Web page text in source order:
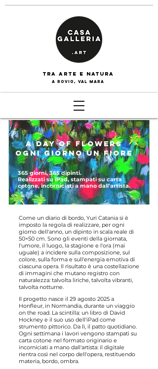
tra arte e naturA
a rovio, val mara
A DAY OF FLOWERS
ogni giorno un fiore
365 giorni, 365 dipinti.
Realizzati su iPad, stampati su carta
cotone, incorniciati a mano dall'artista.
Come un diario di bordo, Yuri Catania si è
imposto la regola di realizzare, per ogni
giorno dell'anno, un dipinto in scala reale di
50×50 cm. Sono gli eventi della giornata,
l'umore, il luogo, la stagione e l'ora (mai
uguale) a incidere sulla composizione, sul
colore, sulla forma e sull'energia emotiva di
ciascuna opera. Il risultato è una costellazione
di immagini che mutano registro con
naturalezza: talvolta liriche, talvolta vibranti,
talvolta notturne.
Il progetto nasce il 29 agosto 2025 a
Honfleur, in Normandia, durante un viaggio
on the road. La scintilla: un libro di David
Hockney e il suo uso dell'iPad come
strumento pittorico. Da lì, il patto quotidiano.
Ogni settimana i lavori vengono stampati su
carta cotone nel formato originario e
incorniciati a mano dall'artista: il digitale
rientra così nel corpo dell'opera, restituendo
materia, bordo, ombra.